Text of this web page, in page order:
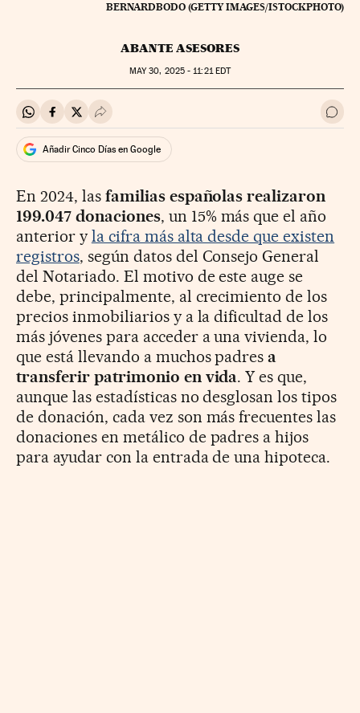
BERNARDBODO (GETTY IMAGES/ISTOCKPHOTO)
ABANTE ASESORES
MAY30, 2025 - 11:21EDT
Compartir en Whatsapp
Compartir en Facebook
Compartir en Twitter
Desplegar Redes Sociales Ir a
Añadir Cinco Días en Google
En 2024, las familias españolas realizaron
199.047 donaciones, un 15% más que el año
anterior y la cifra más alta desde que existen
registros, según datos del Consejo General
del Notariado. El motivo de este auge se
debe, principalmente, al crecimiento de los
precios inmobiliarios y a la dificultad de los
más jóvenes para acceder a una vivienda, lo
que está llevando a muchos padresa
transferir patrimonio en vida. Y es que,
aunque las estadísticas no desglosan los tipos
de donación, cada vez son más frecuentes las
donaciones en metálico de padres a hijos
para ayudar con la entrada de una hipoteca.